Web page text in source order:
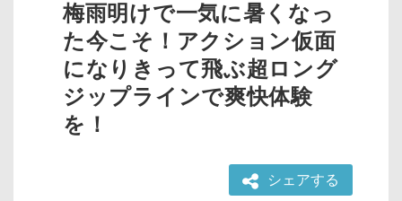
梅雨明けで一気に暑くなっ
た今こそ！アクション仮面
になりきって飛ぶ超ロング
ジップラインで爽快体験
を！
シェアする